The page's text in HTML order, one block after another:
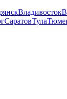
Владивосток
СаратовТула